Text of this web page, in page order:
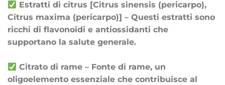
Estratti di citrus [Citrus sinensis (pericarpo),
Citrus maxima (pericarpo)] – Questi estratti sono
ricchi di flavonoidi e antiossidanti che
supportano la salute generale.
Citrato di rame – Fonte di rame, un
oligoelemento essenziale che contribuisce al